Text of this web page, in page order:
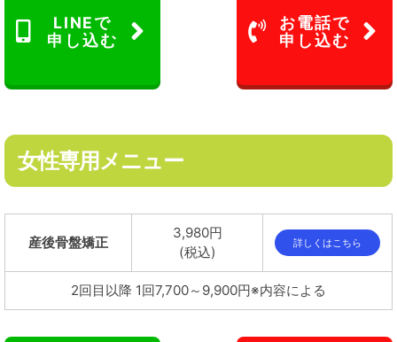
LINEで
申し込む
お電話で
申し込む
女性専用メニュー
産後骨盤矯正
3,980円
(税込)
詳しくはこちら
2回目以降 1回7,700～9,900円※内容による